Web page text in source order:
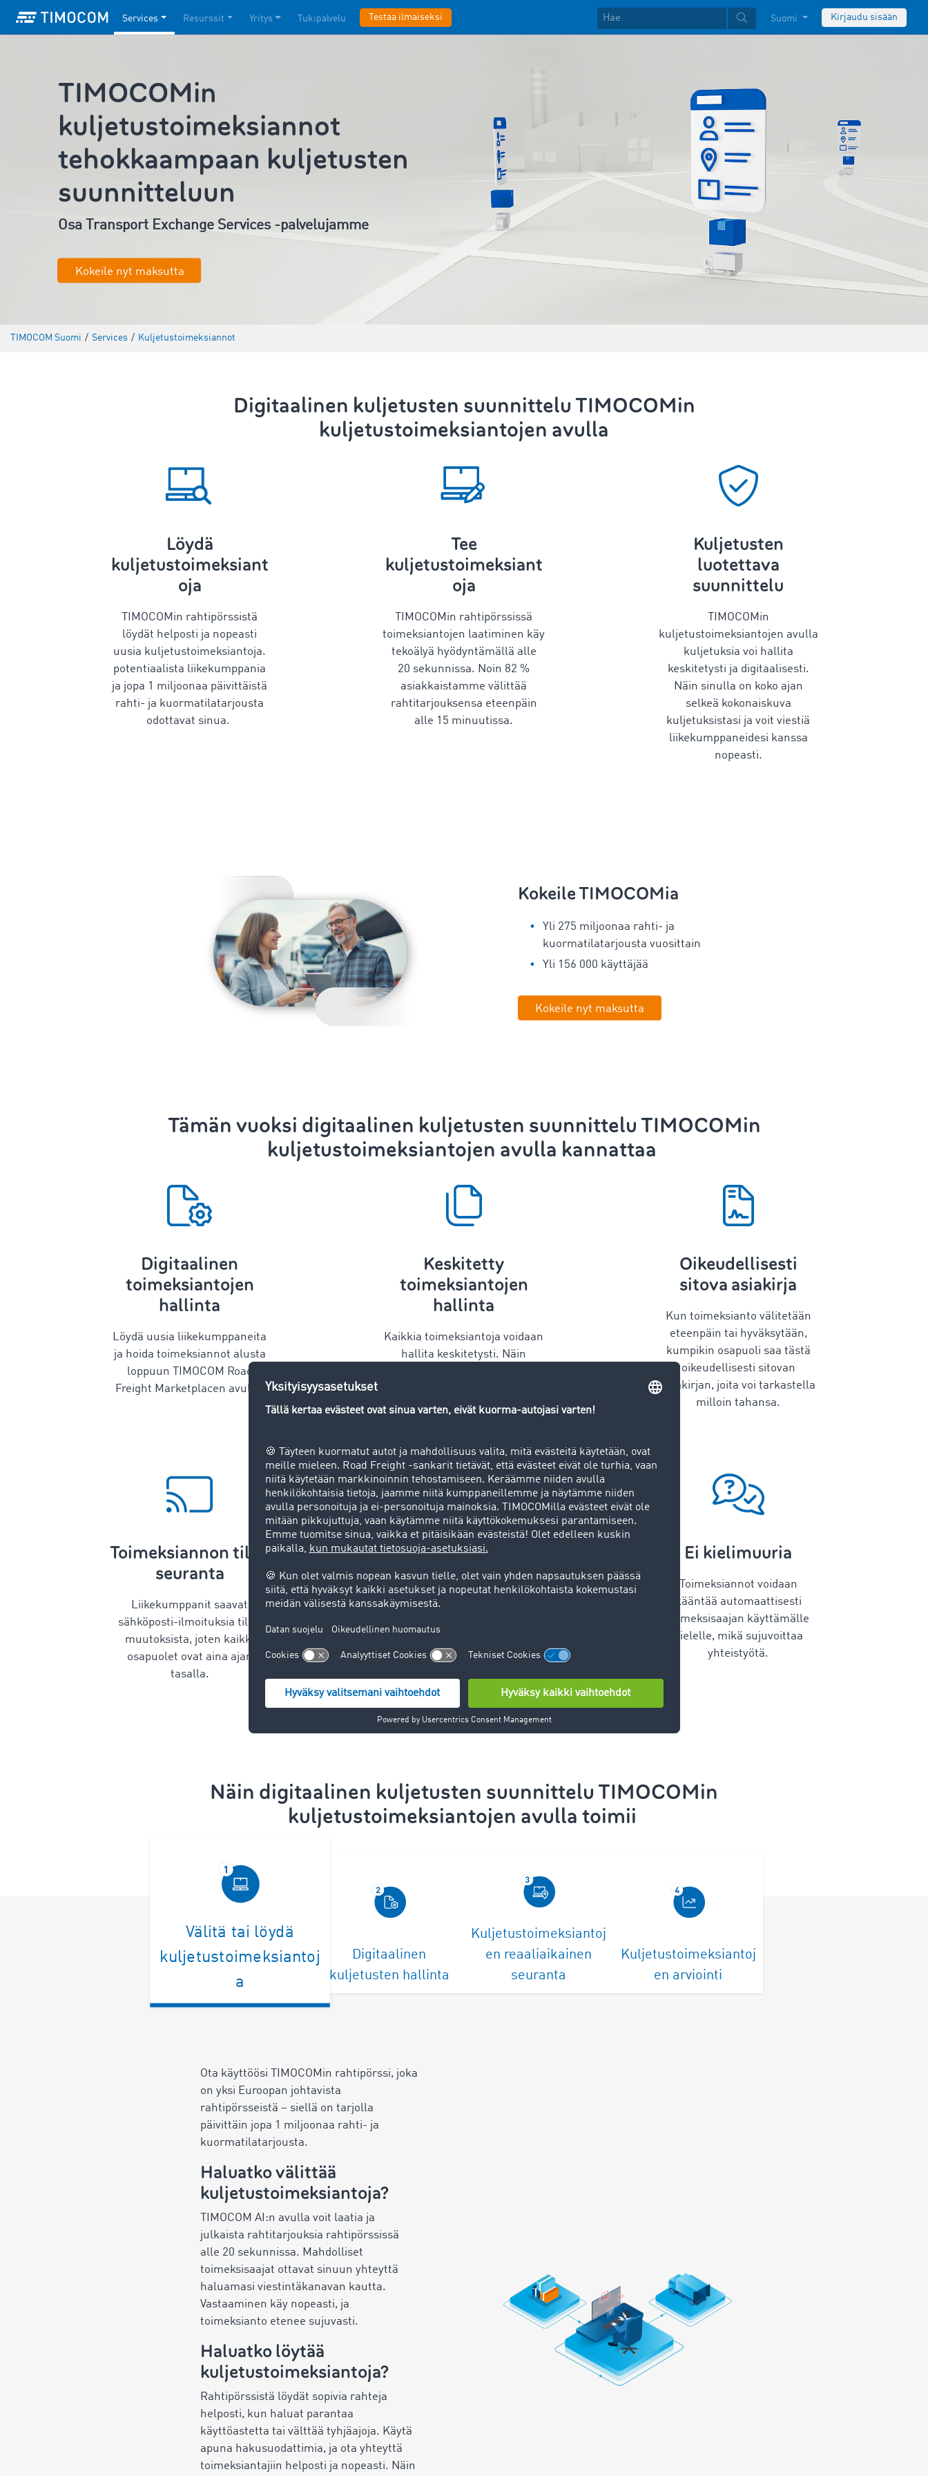
Services Resurssit Yritys Tukipalvelu Testaa ilmaiseksi Suomi Kirjaudu sisään
TIMOCOMin
kuljetustoimeksiannot
tehokkaampaan kuljetusten
suunnitteluun
Osa Transport Exchange Services -palvelujamme
Kokeile nyt maksutta
TIMOCOM Suomi / Services / Kuljetustoimeksiannot
Digitaalinen kuljetusten suunnitteluTIMOCOMin
kuljetustoimeksiantojen avulla
Löydä
kuljetustoimeksiant
oja
TIMOCOMin rahtipörssistä
löydät helposti ja nopeasti
uusia kuljetustoimeksiantoja.
potentiaalista liikekumppania
ja jopa 1 miljoonaa päivittäistä
rahti- ja kuormatilatarjousta
odottavat sinua.
Tee
kuljetustoimeksiant
oja
TIMOCOMin rahtipörssissä
toimeksiantojen laatiminen käy
tekoälyä hyödyntämällä alle
20 sekunnissa. Noin 82 %
asiakkaistamme välittää
rahtitarjouksensa eteenpäin
alle 15 minuutissa.
Kuljetusten
luotettava
suunnittelu
TIMOCOMin
kuljetustoimeksiantojen avulla
kuljetuksia voi hallita
keskitetysti ja digitaalisesti.
Näin sinulla on koko ajan
selkeä kokonaiskuva
kuljetuksistasi ja voit viestiä
liikekumppaneidesi kanssa
nopeasti.
Kokeile TIMOCOMia
Yli 275 miljoonaa rahti- ja
kuormatilatarjousta vuosittain
Yli 156 000 käyttäjää
Kokeile nyt maksutta
Tämän vuoksi digitaalinen kuljetusten suunnitteluTIMOCOMin
kuljetustoimeksiantojen avulla kannattaa
Digitaalinen
toimeksiantojen
hallinta
Löydä uusia liikekumppaneita
ja hoida toimeksiannot alusta
loppuun TIMOCOM Road
Freight Marketplacen avulla.
Keskitetty
toimeksiantojen
hallinta
Kaikkia toimeksiantoja voidaan
hallita keskitetysti. Näin
tärkeitä tietoja pääse
Oikeudellisesti
sitova asiakirja
Kun toimeksianto välitetään
eteenpäin tai hyväksytään,
kumpikin osapuoli saa tästä
oikeudellisesti sitovan
asiakirjan, joita voi tarkastella
milloin tahansa.
Toimeksiannon tilan
seuranta
Liikekumppanit saavat
sähköposti-ilmoituksia tilan
muutoksista, joten kaikki
osapuolet ovat aina ajan
tasalla.
Nopeaa viestintää
Digitaalisen prosessin ansiosta
viestintä liikekumppaneiden
nopeuttaa huomattavasti
tietojen välittämistä.
Ei kielimuuria
Toimeksiannot voidaan
kääntää automaattisesti
toimeksisaajan käyttämälle
kielelle, mikä sujuvoittaa
yhteistyötä.
Näin digitaalinen kuljetusten suunnitteluTIMOCOMin
kuljetustoimeksiantojen avulla toimii
Välitä tai löydä
kuljetustoimeksiantoj
a
Digitaalinen
kuljetusten hallinta
Kuljetustoimeksiantoj
en reaaliaikainen
seuranta
Kuljetustoimeksiantoj
en arviointi
Ota käyttöösi TIMOCOMin rahtipörssi, joka
on yksi Euroopan johtavista
rahtipörsseistä – siellä on tarjolla
päivittäin jopa 1 miljoonaa rahti- ja
kuormatilatarjousta.
Haluatko välittää
kuljetustoimeksiantoja?
TIMOCOM AI:n avulla voit laatia ja
julkaista rahtitarjouksia rahtipörssissä
alle 20 sekunnissa. Mahdolliset
toimeksisaajat ottavat sinuun yhteyttä
haluamasi viestintäkanavan kautta.
Vastaaminen käy nopeasti, ja
toimeksianto etenee sujuvasti.
Haluatko löytää
kuljetustoimeksiantoja?
Rahtipörssistä löydät sopivia rahteja
helposti, kun haluat parantaa
käyttöastetta tai välttää tyhjäajoja. Käytä
apuna hakusuodattimia, ja ota yhteyttä
toimeksiantajiin helposti ja nopeasti. Näin